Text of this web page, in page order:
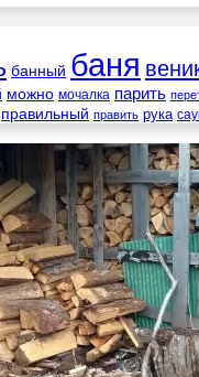
банный баня
можно мочалка парить
правильный править рука